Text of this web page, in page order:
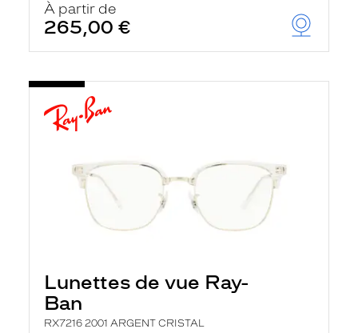
À partir de
265,00 €
Lunettes de vue Ray-
Ban
RX7216 2001 ARGENT CRISTAL